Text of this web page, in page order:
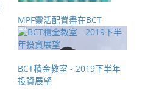
MPF靈活配置盡在BCT
BCT積金教室 - 2019下半年
投資展望